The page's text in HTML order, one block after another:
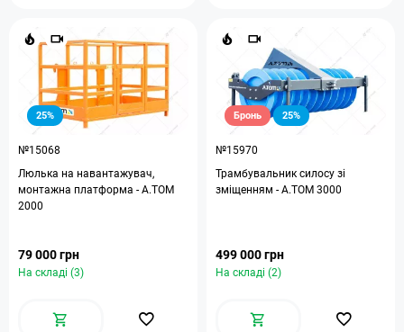
25%
№15068
Люлька на навантажувач,
монтажна платформа - А.ТОМ
2000
79 000 грн
На складі (3)
Бронь 25%
№15970
Трамбувальник силосу зі
зміщенням - А.ТОМ 3000
499 000 грн
На складі (2)